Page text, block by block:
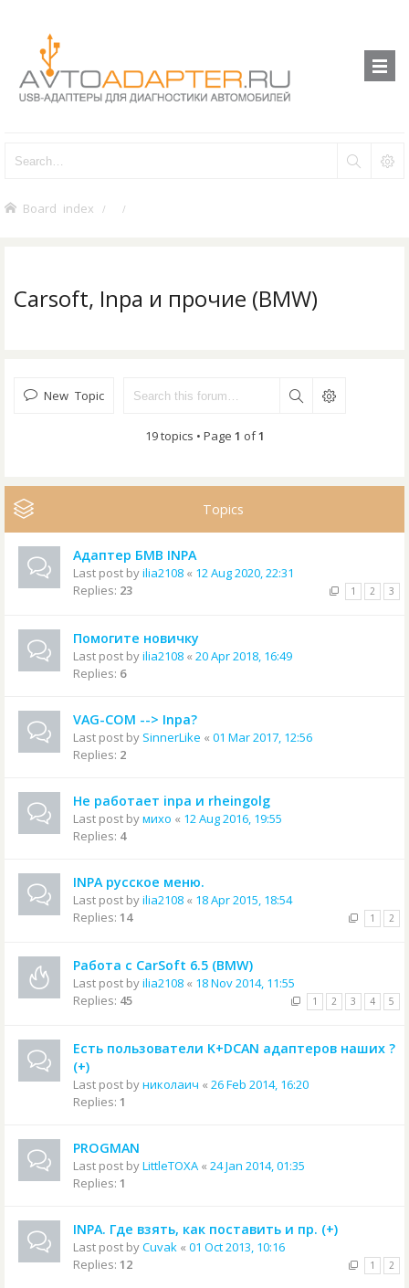
Board index
Carsoft, Inpa и прочие (BMW)
New Topic
19 topics • Page 1 of1
Topics
Адаптер БМВ INPA
Last post byilia2108 « 12 Aug 2020, 22:31
Replies: 23 1 2 3
Помогите новичку
Last post byilia2108 « 20 Apr 2018, 16:49
Replies: 6
VAG-COM --> Inpa?
Last post by SinnerLike « 01 Mar 2017, 12:56
Replies: 2
Не работает inpa и rheingolg
Last post byмихо « 12 Aug 2016, 19:55
Replies: 4
INPA русское меню.
Last post byilia2108 « 18 Apr 2015, 18:54
Replies: 14 1 2
Работа с CarSoft 6.5 (BMW)
Last post byilia2108 « 18 Nov 2014, 11:55
Replies: 45 1 2 3 4 5
Есть пользователи K+DCAN адаптеров наших ?
(+)
Last post byниколаич « 26 Feb 2014, 16:20
Replies: 1
PROGMAN
Last post byLittleTOXA « 24 Jan 2014, 01:35
Replies: 1
INPA. Где взять, как поставить и пр. (+)
Last post byCuvak « 01 Oct 2013, 10:16
Replies: 12 1 2